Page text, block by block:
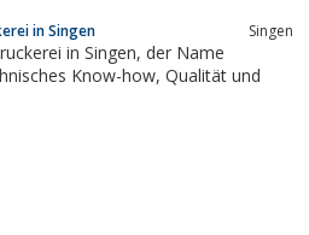
Tragetaschen: Wählen Sie aus
in Singen Singen
in Singen, der Name
Know-how, Qualität und